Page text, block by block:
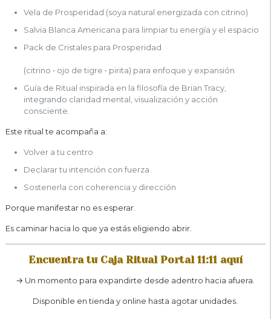
Vela de Prosperidad (soya natural energizada con citrino)
Salvia Blanca Americana para limpiar tu energía y el espacio
Pack de Cristales para Prosperidad
(citrino • ojo de tigre • pirita) para enfoque y expansión
Guía de Ritual inspirada en la filosofía de Brian Tracy,
integrando claridad mental, visualización y acción
consciente.
Este ritual te acompaña a:
Volver a tu centro
Declarar tu intención con fuerza
Sostenerla con coherencia y dirección
Porque manifestar no es esperar.
Es caminar hacia lo que ya estás eligiendo abrir.
Encuentra tu Caja Ritual Portal 11:11 aquí
→ Un momento para expandirte desde adentro hacia afuera.
Disponible en tienda y online hasta agotar unidades.